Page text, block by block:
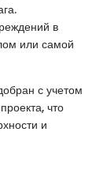
в
или самой
с учетом
что
и